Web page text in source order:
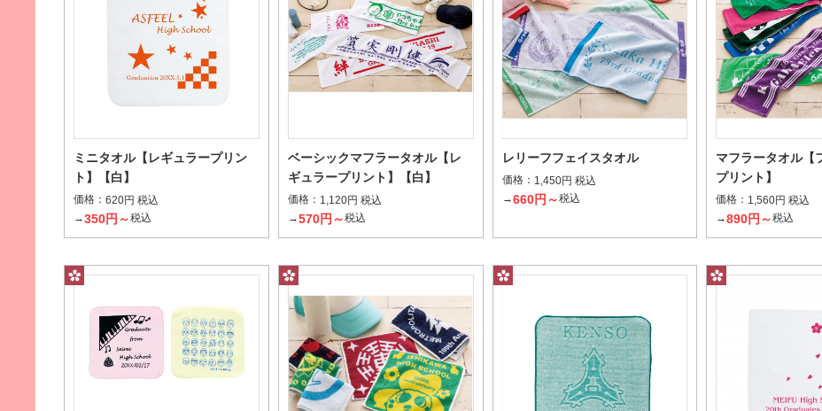
バスタオル
お風呂上りに体を拭くのにおすすめのサイズ
ミニタオル
ハンカチとして毎日持ち歩ける定番サイズ
ハンドタオル
手や顔を拭くのに最適
加工の種類から探す
ジャガード（2色毛違い） フルスペースプリント
ミニタオル【レギュラープリン
ト】【白】
価格： 620円 税込
→350円～税込
ベーシックマフラータオル【レ
ギュラープリント】【白】
価格： 1,120円 税込
→570円～税込
レリーフフェイスタオル
価格： 1,450円 税込
→660円～税込
マフラータオル【
プリント】
価格： 1,560円 税込
→890円～税込